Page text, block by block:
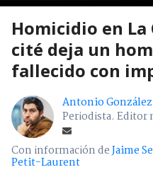
Homicidio en
cité deja un
fallecido con
Antonio González
Periodista. Editor
Con información deJaime
Petit-Laurent